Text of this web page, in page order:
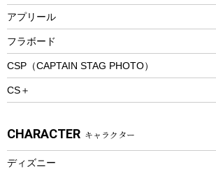
トレッキング
トレッキングステッキ
トレッキングアクセサリー
プレイグッズ
ウェルネス
ウェア、タオル
アプリール
フラボード
CSP（CAPTAIN STAG PHOTO）
CS＋
CHARACTER キャラクター
ディズニー